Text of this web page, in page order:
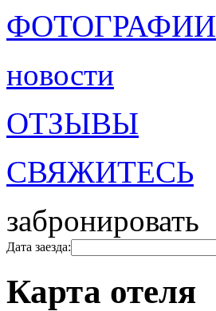
ФОТОГРАФИИ
новости
ОТЗЫВЫ
СВЯЖИТЕСЬ
забронировать
Дата заезда:
Карта отеля